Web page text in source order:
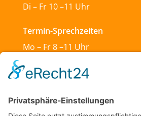
Di – Fr 10 –11 Uhr
Termin-Sprechzeiten
Mo – Fr 8 –11 Uhr
Mo & Do 13 –18 Uhr
Di 17:30 – 19:30 Uhr
Sa und So geschlossen